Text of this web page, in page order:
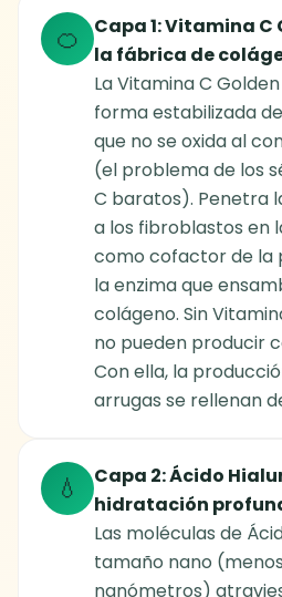
🍊
Capa 1: Vitamina
la fábrica de
La Vitamina C
forma estabilizada
que no se oxida al
(el problema de los
C baratos). Penetra
a los fibroblastos en
como cofactor de la
la enzima que
colágeno. Sin
no pueden producir
Con ella, la
arrugas se rellenan
💧
Capa 2: Ácido
hidratación
Las moléculas de
tamaño nano
nanómetros)